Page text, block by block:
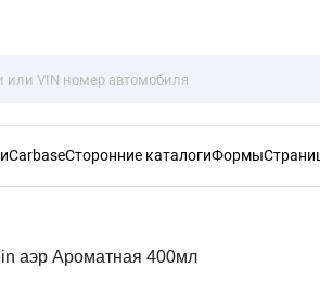
CarbaseСторонние каталогиФормы
аэр Ароматная 400мл